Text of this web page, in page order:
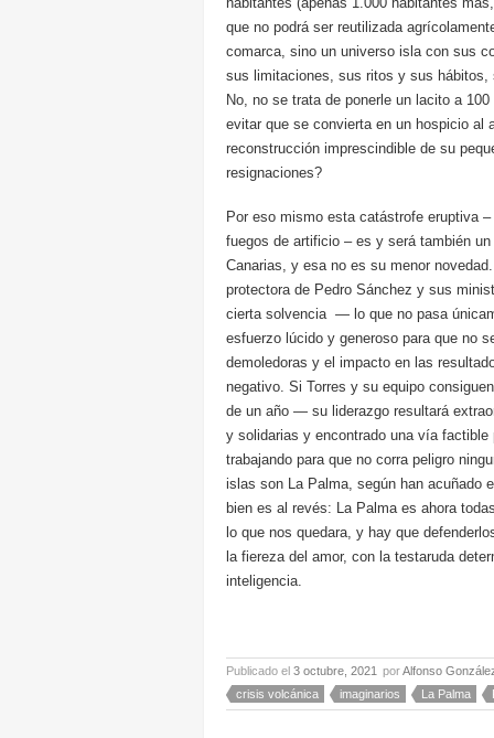
que no podrá ser reutilizada
comarca, sino un universo isla con sus
sus limitaciones, sus ritos y sus
No, no se trata de ponerle un lacito a
evitar que se convierta en un hospicio al
reconstrucción imprescindible de su
resignaciones?
Por eso mismo esta catástrofe eruptiva
fuegos de artificio – es y será también
Canarias, y esa no es su menor
protectora de Pedro Sánchez y sus
cierta solvencia — lo que no pasa
esfuerzo lúcido y generoso para que no
demoledoras y el impacto en las
negativo. Si Torres y su equipo
de un año — su liderazgo resultará
y solidarias y encontrado una vía
trabajando para que no corra peligro
islas son La Palma, según han
bien es al revés: La Palma es ahora
lo que nos quedara, y hay que
la fiereza del amor, con la testaruda
inteligencia.
Publicado el 3 octubre, 2021 porAlfonso
crisis volcánica
imaginarios La Palma